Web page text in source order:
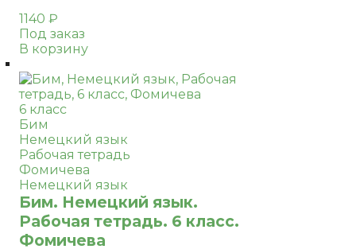
1140 ₽
Под заказ
В корзину
6 класс
Бим
Немецкий язык
Рабочая тетрадь
Фомичева
Немецкий язык
Бим. Немецкий язык.
Рабочая тетрадь. 6 класс.
Фомичева